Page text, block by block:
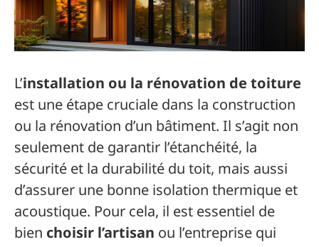
L’installation ou la rénovation de toiture
est une étape cruciale dans la construction
ou la rénovation d’un bâtiment. Il s’agit non
seulement de garantir l’étanchéité, la
sécurité et la durabilité du toit, mais aussi
d’assurer une bonne isolation thermique et
acoustique. Pour cela, il est essentiel de
bien choisir l’artisan ou l’entreprise qui